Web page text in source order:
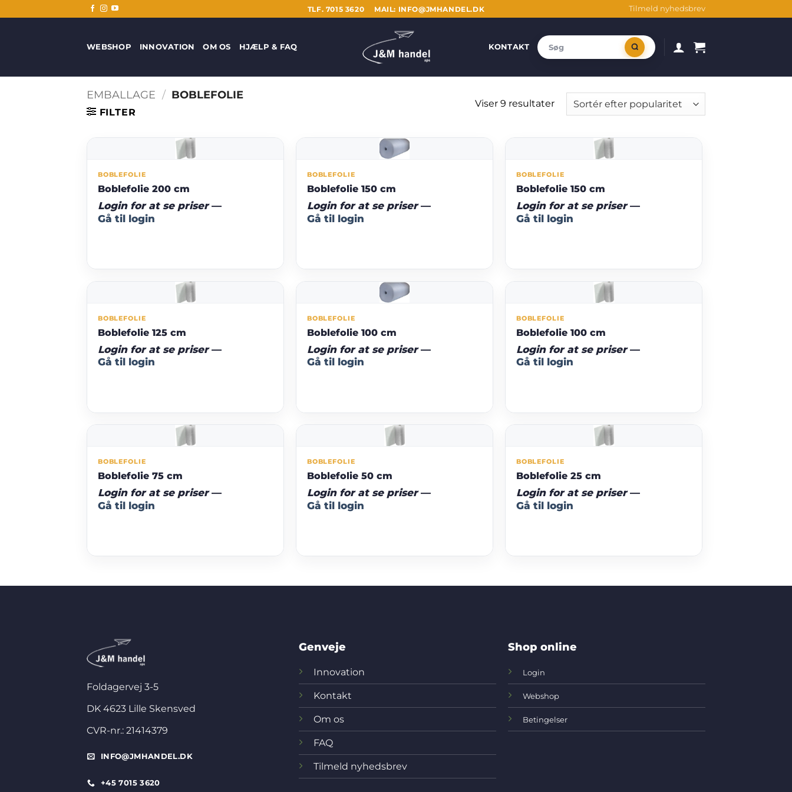
til
TLF. 7015 3620 MAIL: INFO@JMHANDEL.DK Tilmeld nyhedsbrev
WEBSHOP INNOVATION OM OS HJÆLP & FAQ KONTAKT
EMBALLAGE / BOBLEFOLIE
FILTER
Viser 9 resultaterSorteret
efter
BOBLEFOLIE
Boblefolie 200 cm
Login for at se priser—
Gå til login
BOBLEFOLIE
Boblefolie 150 cm
Login for at se priser—
Gå til login
BOBLEFOLIE
Boblefolie 150 cm
Login for at se priser—
Gå til login
BOBLEFOLIE
Boblefolie 125 cm
Login for at se priser—
Gå til login
BOBLEFOLIE
Boblefolie 100 cm
Login for at se priser—
Gå til login
BOBLEFOLIE
Boblefolie 100 cm
Login for at se priser—
Gå til login
BOBLEFOLIE
Boblefolie 75 cm
Login for at se priser—
Gå til login
BOBLEFOLIE
Boblefolie 50 cm
Login for at se priser—
Gå til login
BOBLEFOLIE
Boblefolie 25 cm
Login for at se priser—
Gå til login
Foldagervej 3-5
DK 4623 Lille Skensved
CVR-nr.: 21414379
INFO@JMHANDEL.DK
+45 7015 3620
Genveje
Innovation
Kontakt
Om os
FAQ
Tilmeld nyhedsbrev
Shop online
Login
Webshop
Betingelser